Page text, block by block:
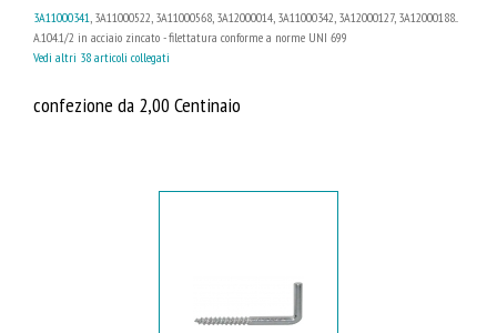
3A11000341 , 3A11000522, 3A11000568, 3A12000014, 3A11000342, 3A12000127, 3A12000188...
A.104.1/2 in acciaio zincato - filettatura conforme a norme UNI 699
Vedi altri 38 articoli collegati
confezione da 2,00 Centinaio